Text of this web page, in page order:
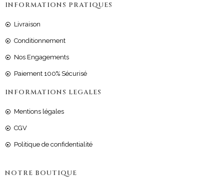
INFORMATIONS PRATIQUES
Livraison
Conditionnement
Nos Engagements
Paiement 100% Sécurisé
INFORMATIONS LEGALES
Mentions légales
CGV
Politique de confidentialité
NOTRE BOUTIQUE